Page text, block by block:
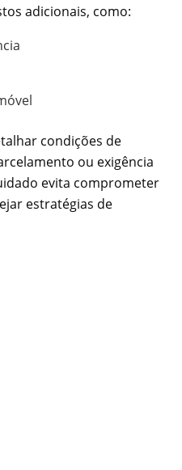
adicionais, como:
condições de
ou exigência
evita comprometer
estratégias de